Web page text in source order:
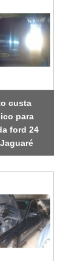
custa
para
ford 24